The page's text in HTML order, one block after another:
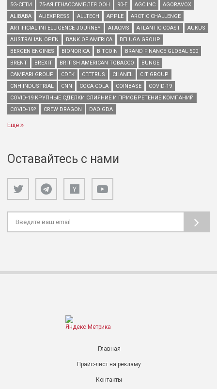
5G-СЕТИ
75-АЯ ГЕНАССАМБЛЕЯ ООН 90-Е AGC INC
AGORAVOX
ALIBABA
ALIEXPRESS ALLTECH APPLE
ARCTIC CHALLENGE
ARTIFICIAL INTELLIGENCE JOURNEY
ATACMS ATLANTIC COAST
AUKUS
AUSTRALIAN OPEN
BANK OF AMERICA
BELUGA GROUP
BERGEN ENGINES
BIONORICA BITCOIN
BRAND FINANCE GLOBAL 500
BRENT
BREXIT BRITISH AMERICAN TOBACCO
BUNGE
CAMPARI GROUP
CDEK CEETRUS CHANEL
CITIGROUP
CNH INDUSTRIAL
CNN COCA-COLA COINBASE
COVID-19
COVID-19 КРУПНЫЕ СДЕЛКИ СЛИЯНИЕ И ПРИОБРЕТЕНИЕ КОМПАНИЙ
COVID-19?
CREW DRAGON DAO GDA
Ещё
Оставайтесь с нами
Главная
Прайс-лист на рекламу
Контакты